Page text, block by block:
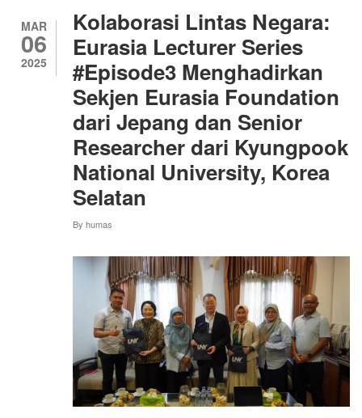
TEMA
PEMBANGUNAN
BERKELANJUTAN
YANG
INKLUSIF.
MAR
06
2025
Kolaborasi Lintas Negara:
Eurasia Lecturer Series
#Episode3 Menghadirkan
Sekjen Eurasia Foundation
dari Jepang dan Senior
Researcher dari Kyungpook
National University, Korea
Selatan
By humas